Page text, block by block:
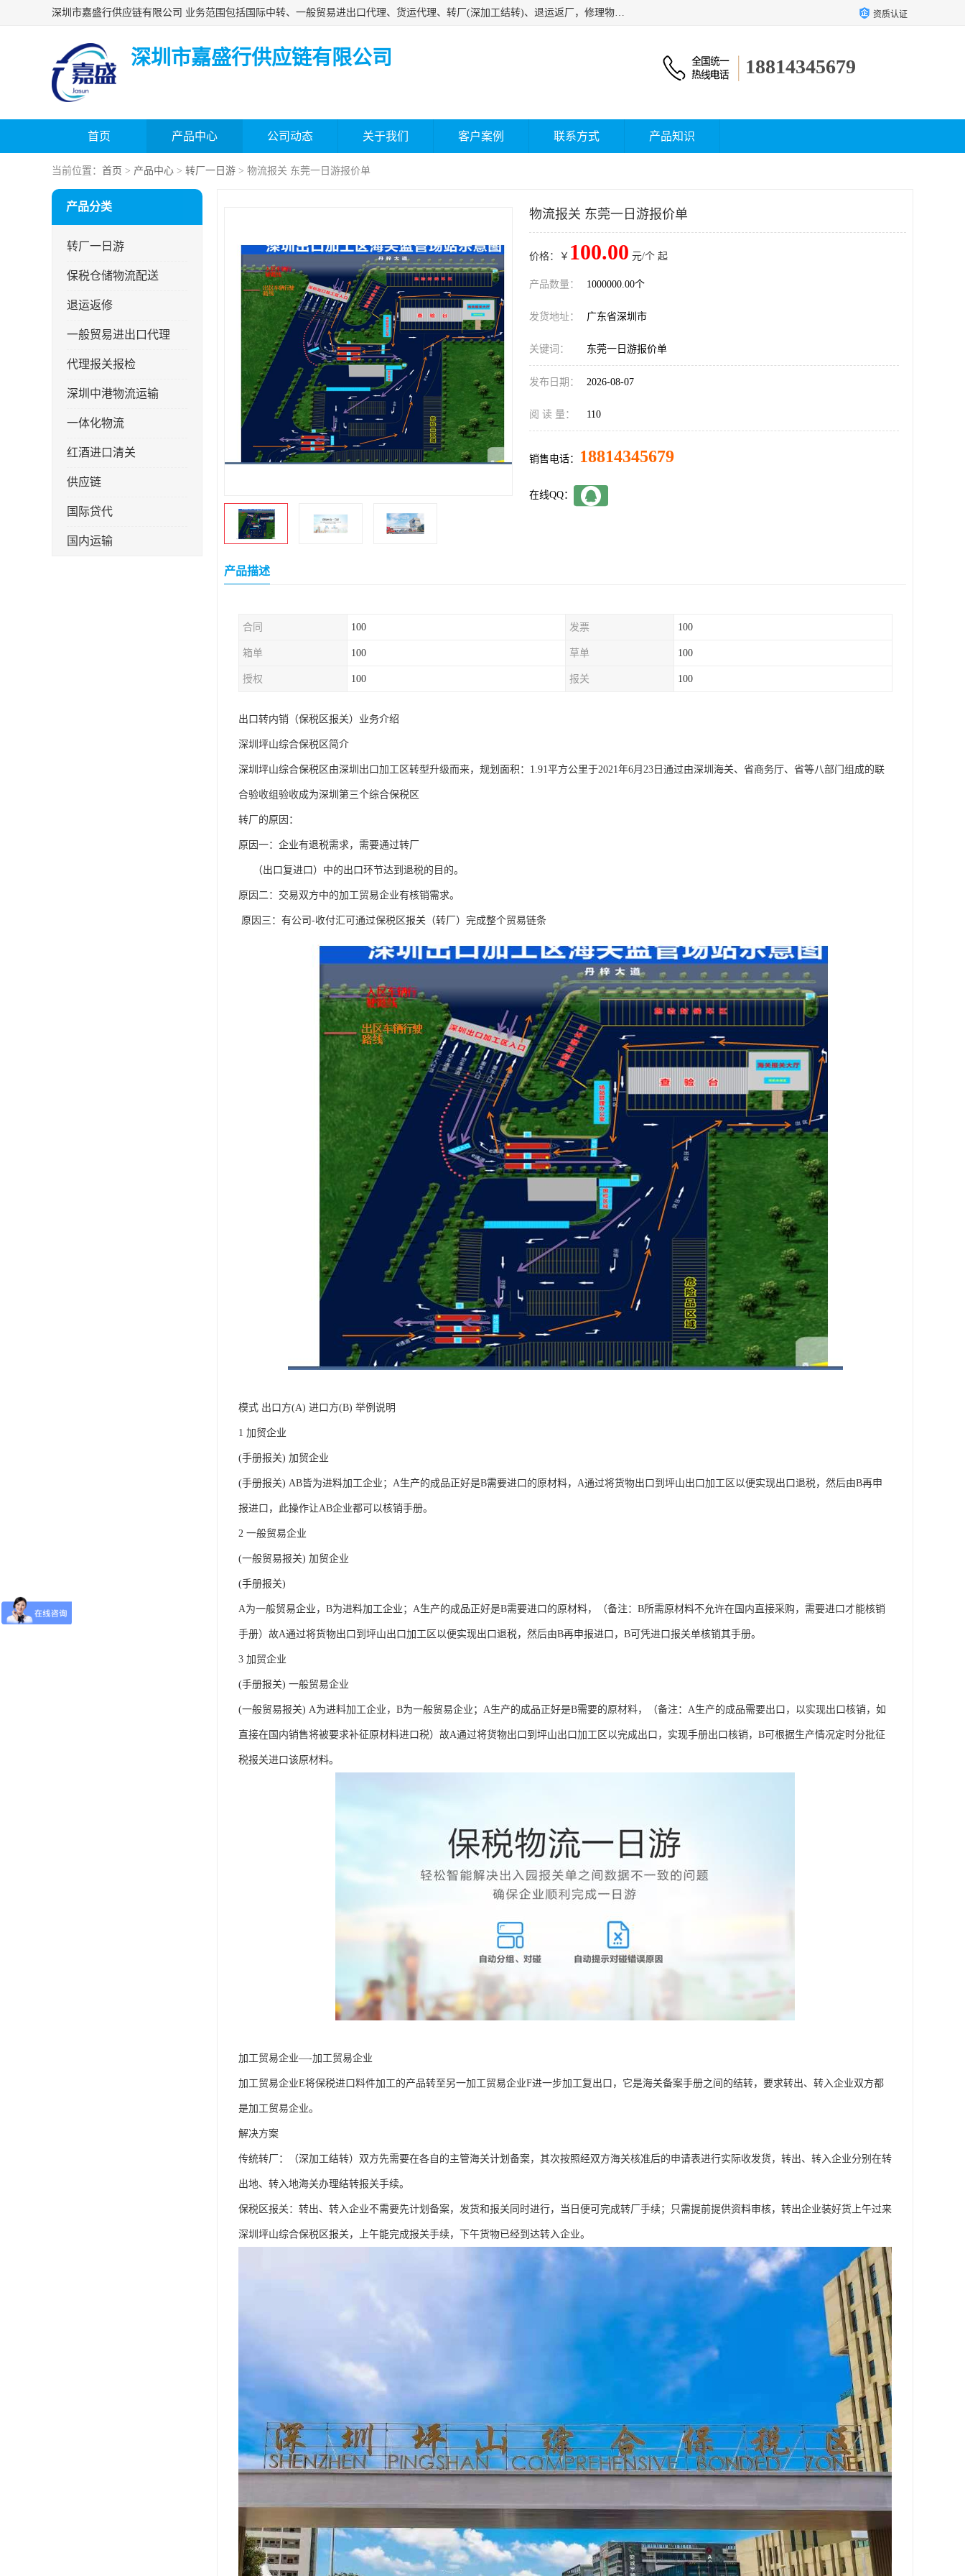
深圳市嘉盛行供应链有限公司 业务范围包括国际中转、一般贸易进出口代理、货运代理、转厂(深加工结转)、退运返厂，修理物品、直接退运、简单加工、更换包装、食品化妆品贴标进口、通关保税仓储，保税生产加工，香港仓库、中港运输专拼货运等服务 资质认证
深圳市嘉盛行供应链有限公司 18814345679
首页 产品中心 公司动态 关于我们 客户案例 联系方式 产品知识
当前位置： 首页 > 产品中心 > 转厂一日游 > 物流报关 东莞一日游报价单
产品分类
转厂一日游
保税仓储物流配送
退运返修
一般贸易进出口代理
代理报关报检
深圳中港物流运输
一体化物流
红酒进口清关
供应链
国际贷代
国内运输
物流报关 东莞一日游报价单
价格：￥ 100.00 元/个 起
产品数量： 1000000.00个
发货地址： 广东省深圳市
关键词： 东莞一日游报价单
发布日期： 2026-08-07
阅 读 量： 110
销售电话： 18814345679
在线QQ：
产品描述
合同 100 发票 100
箱单 100 草单 100
授权 100 报关 100
出口转内销（保税区报关）业务介绍
深圳坪山综合保税区简介
深圳坪山综合保税区由深圳出口加工区转型升级而来，规划面积：1.91平方公里于2021年6月23日通过由深圳海关、省商务厅、省等八部门组成的联
合验收组验收成为深圳第三个综合保税区
转厂的原因：
原因一：企业有退税需求，需要通过转厂
（出口复进口）中的出口环节达到退税的目的。
原因二：交易双方中的加工贸易企业有核销需求。
原因三：有公司-收付汇可通过保税区报关（转厂）完成整个贸易链条
模式 出口方(A) 进口方(B) 举例说明
1 加贸企业
(手册报关) 加贸企业
(手册报关) AB皆为进料加工企业；A生产的成品正好是B需要进口的原材料，A通过将货物出口到坪山出口加工区以便实现出口退税，然后由B再申
报进口，此操作让AB企业都可以核销手册。
2 一般贸易企业
(一般贸易报关) 加贸企业
(手册报关)
A为一般贸易企业，B为进料加工企业；A生产的成品正好是B需要进口的原材料，（备注：B所需原材料不允许在国内直接采购，需要进口才能核销
手册）故A通过将货物出口到坪山出口加工区以便实现出口退税，然后由B再申报进口，B可凭进口报关单核销其手册。
3 加贸企业
(手册报关) 一般贸易企业
(一般贸易报关) A为进料加工企业，B为一般贸易企业；A生产的成品正好是B需要的原材料，（备注：A生产的成品需要出口，以实现出口核销，如
直接在国内销售将被要求补征原材料进口税）故A通过将货物出口到坪山出口加工区以完成出口，实现手册出口核销，B可根据生产情况定时分批征
税报关进口该原材料。
加工贸易企业—-加工贸易企业
加工贸易企业E将保税进口料件加工的产品转至另一加工贸易企业F进一步加工复出口，它是海关备案手册之间的结转，要求转出、转入企业双方都
是加工贸易企业。
解决方案
传统转厂：（深加工结转）双方先需要在各自的主管海关计划备案，其次按照经双方海关核准后的申请表进行实际收发货，转出、转入企业分别在转
出地、转入地海关办理结转报关手续。
保税区报关：转出、转入企业不需要先计划备案，发货和报关同时进行，当日便可完成转厂手续；只需提前提供资料审核，转出企业装好货上午过来
深圳坪山综合保税区报关，上午能完成报关手续，下午货物已经到达转入企业。